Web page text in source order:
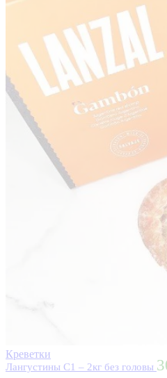
Креветки
Лангустины C1 – 2кг без головы